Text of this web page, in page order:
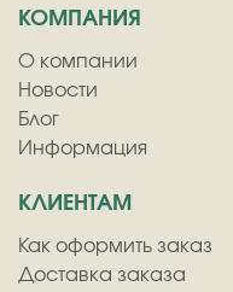
КОМПАНИЯ
О компании
Новости
Блог
Информация
КЛИЕНТАМ
Как оформить заказ
Доставка заказа